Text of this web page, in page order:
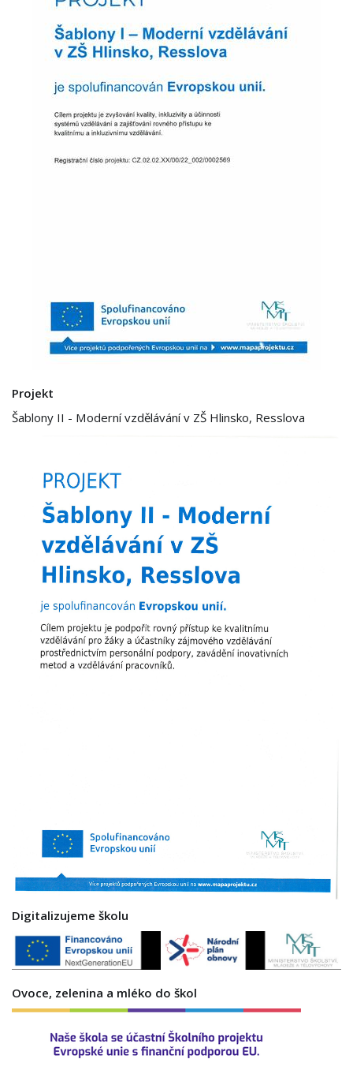
Projekt
Šablony II - Moderní vzdělávání v ZŠ Hlinsko, Resslova
Digitalizujeme školu
Ovoce, zelenina a mléko do škol